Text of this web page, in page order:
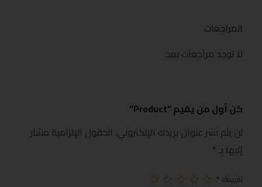
المراجعات
لا توجد مراجعات بعد.
كن أول من يقيم “Product”
لن يتم نشر عنوان بريدك الإلكتروني. الحقول الإلزامية مشار
إليها بـ*
تقييمك *